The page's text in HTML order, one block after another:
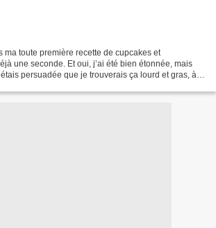
ma toute première recette de cupcakes et
une seconde. Et oui, j’ai été bien étonnée, mais
persuadée que je trouverais ça lourd et gras, à